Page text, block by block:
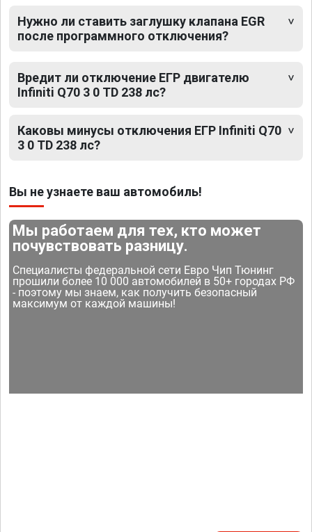
Нужно ли ставить заглушку клапана EGR
после программного отключения?
Вредит ли отключение ЕГР двигателю
Infiniti Q70 3 0 TD 238 лс?
Каковы минусы отключения ЕГР Infiniti Q70
3 0 TD 238 лс?
Вы не узнаете ваш автомобиль!
Мы работаем для тех, кто может
почувствовать разницу.
Специалисты федеральной сети Евро Чип Тюнинг
прошили более 10 000 автомобилей в 50+ городах РФ
- поэтому мы знаем, как получить безопасный
максимум от каждой машины!